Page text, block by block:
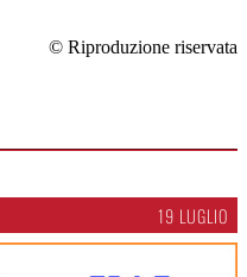
© Riproduzione riservata
19 LUGLIO